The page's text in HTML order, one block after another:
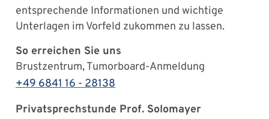
entsprechende Informationen und wichtige
Unterlagen im Vorfeld zukommen zu lassen.
So erreichen Sie uns
Brustzentrum, Tumorboard-Anmeldung
+49 6841 16 - 28138
Privatsprechstunde Prof. Solomayer